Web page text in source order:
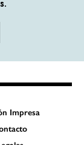
Impresa